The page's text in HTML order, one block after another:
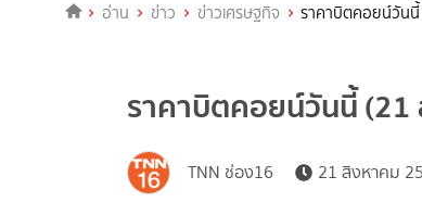
อ่าน ข่าว ข่าวเศรษฐกิจ ราคาบิตคอยน์วันนี้
ราคาบิตคอยน์วันนี้
TNN ช่อง16 21 สิงหาคม